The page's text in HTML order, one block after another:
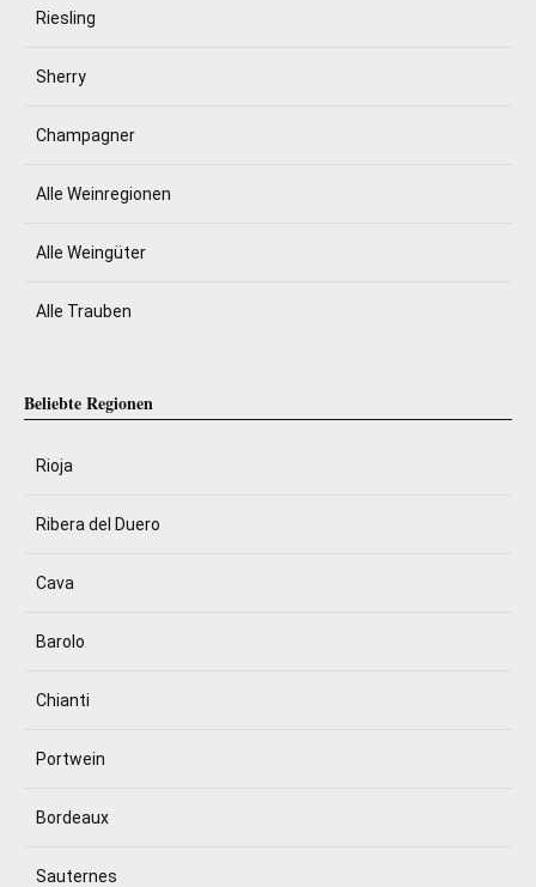
Riesling
Sherry
Champagner
Alle Weinregionen
Alle Weingüter
Alle Trauben
Beliebte Regionen
Rioja
Ribera del Duero
Cava
Barolo
Chianti
Portwein
Bordeaux
Sauternes